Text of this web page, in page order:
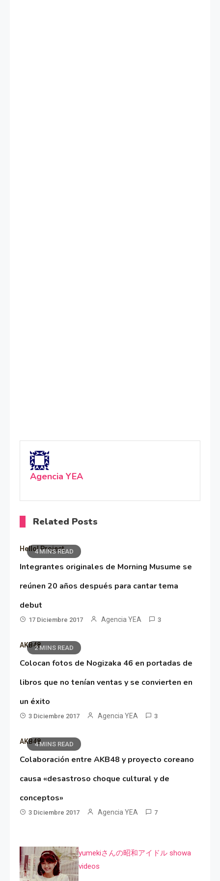
Agencia YEA
Related Posts
4 MINS READ
Hello! Project
Integrantes originales de Morning Musume se
reúnen 20 años después para cantar tema
debut
17 Diciembre 2017 Agencia YEA 3
2 MINS READ
AKB48
Colocan fotos de Nogizaka 46 en portadas de
libros que no tenían ventas y se convierten en
un éxito
3 Diciembre 2017 Agencia YEA 3
4 MINS READ
AKB48
Colaboración entre AKB48 y proyecto coreano
causa «desastroso choque cultural y de
conceptos»
3 Diciembre 2017 Agencia YEA 7
yumekiさんの昭和アイドル showa
videos